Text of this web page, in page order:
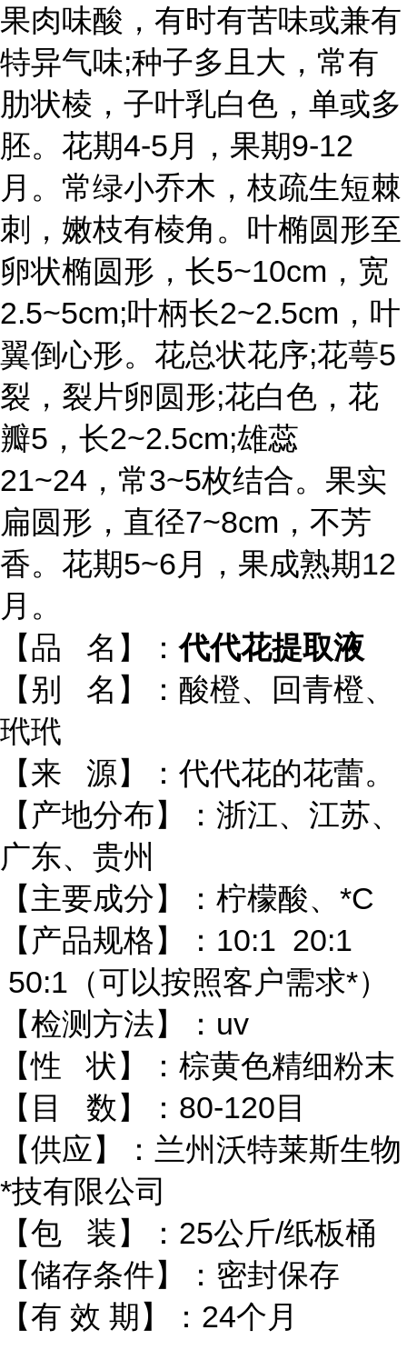
果肉味酸，有时有苦味或兼有
特异气味;种子多且大，常有
肋状棱，子叶乳白色，单或多
胚。花期4-5月，果期9-12
月。常绿小乔木，枝疏生短棘
刺，嫩枝有棱角。叶椭圆形至
卵状椭圆形，长5~10cm，宽
2.5~5cm;叶柄长2~2.5cm，叶
翼倒心形。花总状花序;花萼5
裂，裂片卵圆形;花白色，花
瓣5，长2~2.5cm;雄蕊
21~24，常3~5枚结合。果实
扁圆形，直径7~8cm，不芳
香。花期5~6月，果成熟期12
月。
【品 名】：代代花提取液
【别 名】：酸橙、回青橙、
玳玳
【来 源】：代代花的花蕾。
【产地分布】：浙江、江苏、
广东、贵州
【主要成分】：柠檬酸、*C
【产品规格】：10:1 20:1
50:1（可以按照客户需求*）
【检测方法】：uv
【性 状】：棕黄色精细粉末
【目 数】：80-120目
【供应】：兰州沃特莱斯生物
*技有限公司
【包 装】：25公斤/纸板桶
【储存条件】：密封保存
【有 效 期】：24个月